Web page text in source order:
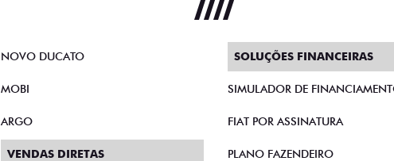
NOVO DUCATO
MOBI
ARGO
VENDAS DIRETAS
SOLUÇÕES FINANCEIRAS
SIMULADOR DE
FIAT POR ASSINATURA
PLANO FAZENDEIRO